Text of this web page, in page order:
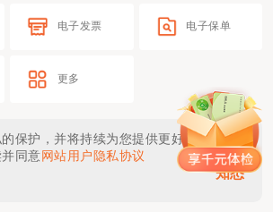
电子发票 电子保单
更多
保护，并将持续为您提供更好的体验与
同意网站用户隐私协议
知悉